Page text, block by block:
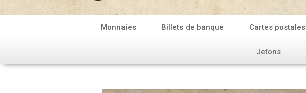
Monnaies Billets de banque Cartes postales
Jetons